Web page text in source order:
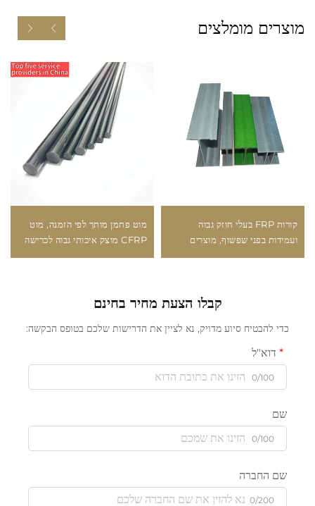
מוצרים מומלצים
קורות FRP בעלי חוזק גבוה
ועמידות בפני שפשוף, מוצרים
מוט פחמן מותך לפי הזמנה, מוט
CFRP מוצק איכותי גבוה לכרישה
קבלו הצעת מחיר בחינם
כדי להבטיח סיוע מדויק, נא לציין את הדרישות שלכם בטופס הבקשה:
דוא"ל
0/100
שם
0/100
שם החברה
0/200